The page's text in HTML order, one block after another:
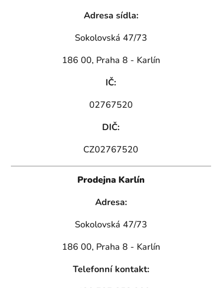
Adresa sídla:
Sokolovská 47/73
186 00, Praha 8 - Karlín
IČ:
02767520
DIČ:
CZ02767520
Prodejna Karlín
Adresa:
Sokolovská 47/73
186 00, Praha 8 - Karlín
Telefonní kontakt: